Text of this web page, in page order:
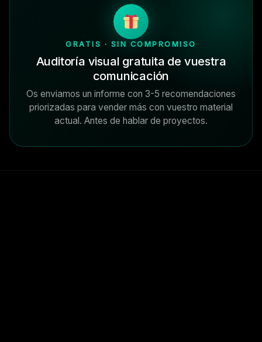
GRATIS · SIN COMPROMISO
Auditoría visual gratuita de vuestra
comunicación
Os enviamos un informe con 3-5 recomendaciones
priorizadas para vender más con vuestro material
actual. Antes de hablar de proyectos.